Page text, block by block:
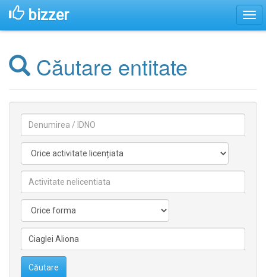
bizzer
Căutare entitate
licentiata
nelicentiata
Căutare